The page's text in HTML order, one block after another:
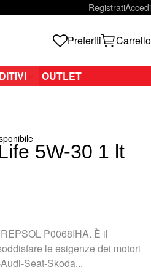
RegistratiAccedi
Preferiti Carrello
OUTLET
5W-30 1 lt
P0068IHA. È il
le esigenze dei motori
Seat-Skoda...